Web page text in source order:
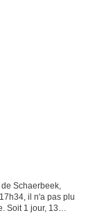
Schaerbeek,
il n'a pas plu
Soit 1 jour, 13